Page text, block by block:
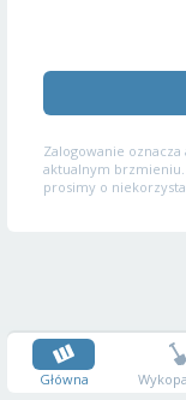
Zalogowanie oznacza
aktualnym brzmieniu.
prosimy o
Główna